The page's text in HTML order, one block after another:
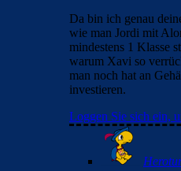
Da bin ich genau
wie man Jordi mit
mindestens 1 Klasse
warum Xavi so
man noch hat an
investieren.
Loggen Sie sich ein,